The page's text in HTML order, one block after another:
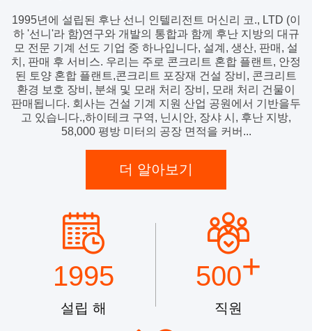
1995년에 설립된 후난 선니 인텔리전트 머신리 코., LTD (이
하 '선니'라 함)연구와 개발의 통합과 함께 후난 지방의 대규
모 전문 기계 선도 기업 중 하나입니다, 설계, 생산, 판매, 설
치, 판매 후 서비스. 우리는 주로 콘크리트 혼합 플랜트, 안정
된 토양 혼합 플랜트,콘크리트 포장재 건설 장비, 콘크리트
환경 보호 장비, 분쇄 및 모래 처리 장비, 모래 처리 건물이
판매됩니다. 회사는 건설 기계 지원 산업 공원에서 기반을두
고 있습니다.,하이테크 구역, 닌시안, 장샤 시, 후난 지방,
58,000 평방 미터의 공장 면적을 커버...
더 알아보기
1995
설립 해
500+
직원